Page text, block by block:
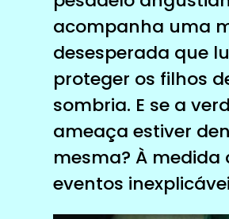
acompanha uma
desesperada que
proteger os filhos
sombria. E se a
ameaça estiver
mesma? À medida
eventos